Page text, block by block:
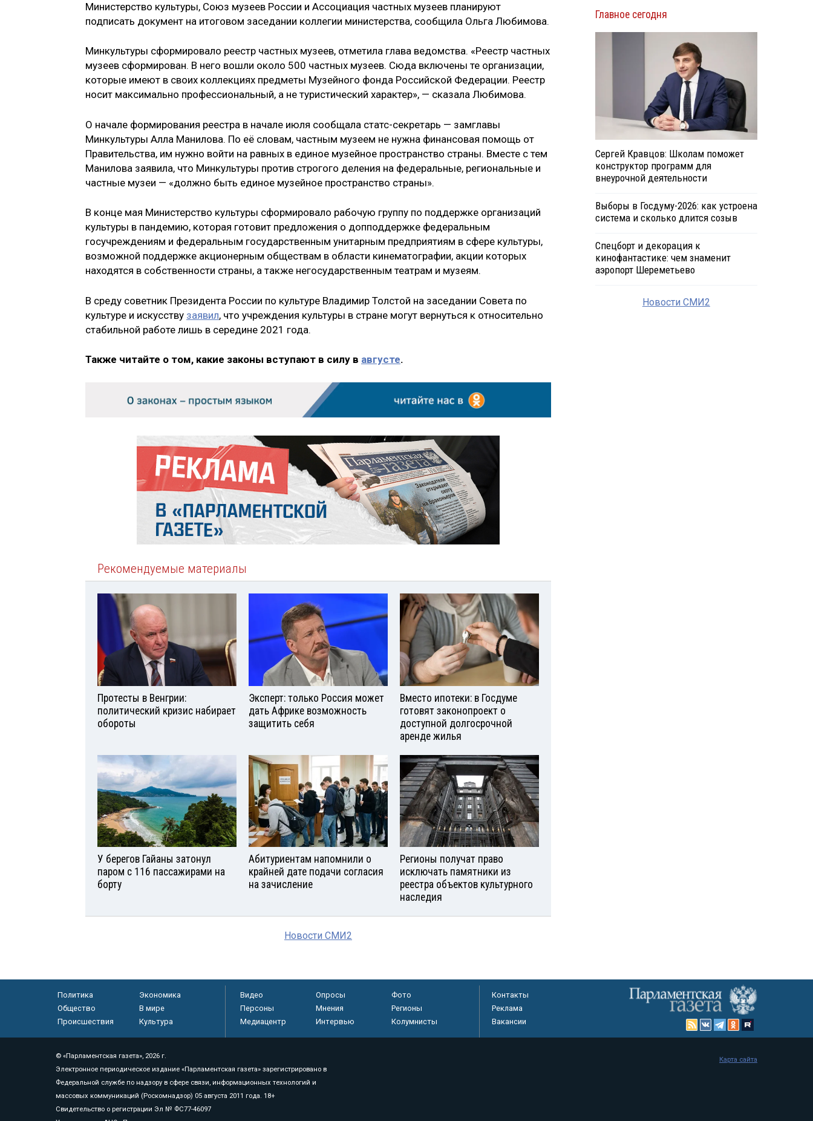
Министерство культуры, Союз музеев России и Ассоциация частных музеев планируют
подписать документ на итоговом заседании коллегии министерства, сообщила Ольга Любимова.
Минкультуры сформировало реестр частных музеев, отметила глава ведомства. «Реестр частных
музеев сформирован. В него вошли около 500 частных музеев. Сюда включены те организации,
которые имеют в своих коллекциях предметы Музейного фонда Российской Федерации. Реестр
носит максимально профессиональный, а не туристический характер», — сказала Любимова.
О начале формирования реестра в начале июля сообщала статс-секретарь — замглавы
Минкультуры Алла Манилова. По её словам, частным музеем не нужна финансовая помощь от
Правительства, им нужно войти на равных в единое музейное пространство страны. Вместе с тем
Манилова заявила, что Минкультуры против строгого деления на федеральные, региональные и
частные музеи — «должно быть единое музейное пространство страны».
В конце мая Министерство культуры сформировало рабочую группу по поддержке организаций
культуры в пандемию, которая готовит предложения о допподдержке федеральным
госучреждениям и федеральным государственным унитарным предприятиям в сфере культуры,
возможной поддержке акционерным обществам в области кинематографии, акции которых
находятся в собственности страны, а также негосударственным театрам и музеям.
В среду советник Президента России по культуре Владимир Толстой на заседании Совета по
культуре и искусству заявил, что учреждения культуры в стране могут вернуться к относительно
стабильной работе лишь в середине 2021 года.
Также читайте о том, какие законы вступают в силу в августе.
Рекомендуемые материалы
Протесты в Венгрии:
политический кризис набирает
обороты
Эксперт: только Россия может
дать Африке возможность
защитить себя
Вместо ипотеки: в Госдуме
готовят законопроект о
доступной долгосрочной
аренде жилья
У берегов Гайаны затонул
паром с 116 пассажирами на
борту
Абитуриентам напомнили о
крайней дате подачи согласия
на зачисление
Регионы получат право
исключать памятники из
реестра объектов культурного
наследия
Новости СМИ2
Главное сегодня
Сергей Кравцов: Школам поможет
конструктор программ для
внеурочной деятельности
Выборы в Госдуму-2026: как устроена
система и сколько длится созыв
Спецборт и декорация к
кинофантастике: чем знаменит
аэропорт Шереметьево
Новости СМИ2
Политика
Экономика
Общество
В мире
Происшествия
Культура
Видео Опросы
Фото
Персоны
Мнения
Регионы
Медиацентр
Интервью Колумнисты
Контакты
Реклама
Вакансии
© «Парламентская газета», 2026 г.
Электронное периодическое издание «Парламентская газета» зарегистрировано в
Федеральной службе по надзору в сфере связи, информационных технологий и
массовых коммуникаций (Роскомнадзор) 05 августа 2011 года. 18+
Свидетельство о регистрации Эл № ФС77-46097
Карта сайта